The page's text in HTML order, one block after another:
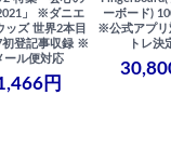
」 ※ダニエ
ッズ 世界2本目
初登記事収録 ※
ール便対応
円
ーボード)
※公式アプ
トレ決